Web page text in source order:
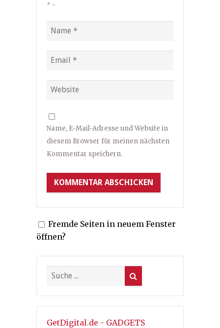
* =
Name, E-Mail-Adresse und Website in
diesem Browser für meinen nächsten
Kommentar speichern.
Fremde Seiten in neuem Fenster
öffnen?
GetDigital.de - GADGETS